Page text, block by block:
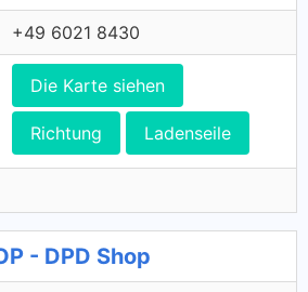
+49 6021 8430
Die Karte siehen
Richtung Ladenseile
- DPD Shop